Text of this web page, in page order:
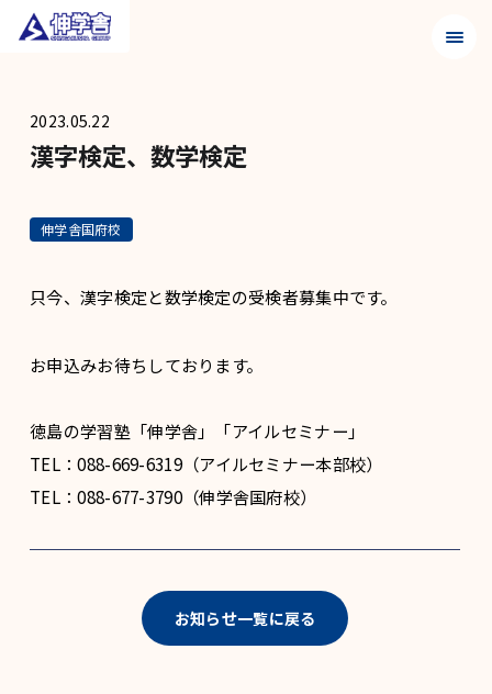
メニ
2023.05.22
漢字検定、数学検定
伸学舎国府校
只今、漢字検定と数学検定の受検者募集中です。
お申込みお待ちしております。
徳島の学習塾「伸学舎」「アイルセミナー」
TEL：088-669-6319（アイルセミナー本部校）
TEL：088-677-3790（伸学舎国府校）
お知らせ一覧に戻る